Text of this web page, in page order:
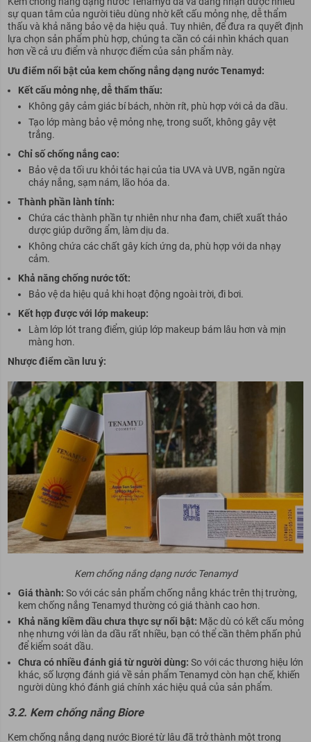
sự quan tâm của người tiêu dùng nhờ kết cấu mỏng nhẹ, dễ thẩm
thấu và khả năng bảo vệ da hiệu quả. Tuy nhiên, để đưa ra quyết định
lựa chọn sản phẩm phù hợp, chúng ta cần có cái nhìn khách quan
hơn về cả ưu điểm và nhược điểm của sản phẩm này.
Ưu điểm nổi bật của kem chống nắng dạng nước Tenamyd:
Kết cấu mỏng nhẹ, dễ thẩm thấu:
Không gây cảm giác bí bách, nhờn rít, phù hợp với cả da dầu.
Tạo lớp màng bảo vệ mỏng nhẹ, trong suốt, không gây vệt
trắng.
Chỉ số chống nắng cao:
Bảo vệ da tối ưu khỏi tác hại của tia UVA và UVB, ngăn ngừa
cháy nắng, sạm nám, lão hóa da.
Thành phần lành tính:
Chứa các thành phần tự nhiên như nha đam, chiết xuất thảo
dược giúp dưỡng ẩm, làm dịu da.
Không chứa các chất gây kích ứng da, phù hợp với da nhạy
cảm.
Khả năng chống nước tốt:
Bảo vệ da hiệu quả khi hoạt động ngoài trời, đi bơi.
Kết hợp được với lớp makeup:
Làm lớp lót trang điểm, giúp lớp makeup bám lâu hơn và mịn
màng hơn.
Nhược điểm cần lưu ý:
Kem chống nắng dạng nước Tenamyd
Giá thành: So với các sản phẩm chống nắng khác trên thị trường,
kem chống nắng Tenamyd thường có giá thành cao hơn.
Khả năng kiềm dầu chưa thực sự nổi bật: Mặc dù có kết cấu mỏng
nhẹ nhưng với làn da dầu rất nhiều, bạn có thể cần thêm phấn phủ
để kiểm soát dầu.
Chưa có nhiều đánh giá từ người dùng: So với các thương hiệu lớn
khác, số lượng đánh giá về sản phẩm Tenamyd còn hạn chế, khiến
người dùng khó đánh giá chính xác hiệu quả của sản phẩm.
3.2. Kem chống nắng Biore
Kem chống nắng dạng nước Bioré từ lâu đã trở thành một trong